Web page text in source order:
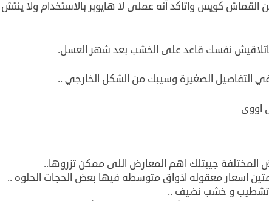
القماش كويس واتاكد أنه عملى لا هايوبر بالاستخدام ولا ينتش
نفسك قاعد على الخشب بعد شهر العسل.
في التفاصيل الصغيرة وسيبك من الشكل الخارجي ..
اووى
المختلفة جيبتلك اهم المعارض اللى ممكن تزروها..
اسعار معقوله اذواق متوسطه فيها بعض الحجات الحلوه ..
تشطيب و خشب نضيف ..